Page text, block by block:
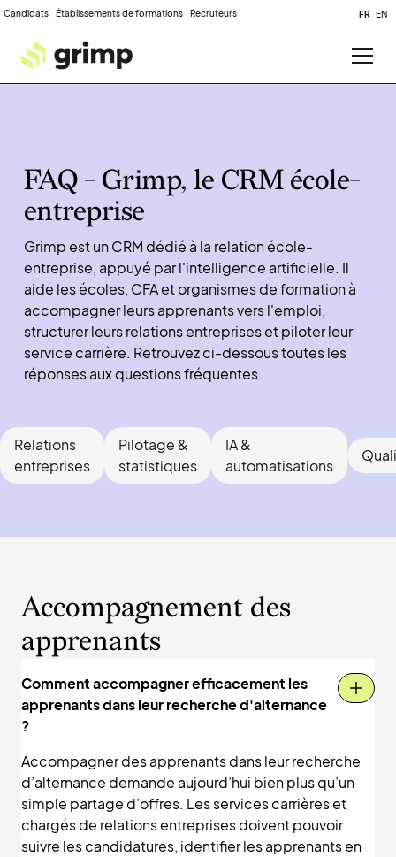
Candidats Établissements de formations Recruteurs FR EN
FAQ - Grimp, le CRM école-
entreprise
Grimp est un CRM dédié à la relation école-
entreprise, appuyé par l'intelligence artificielle. Il
aide les écoles, CFA et organismes de formation à
accompagner leurs apprenants vers l'emploi,
structurer leurs relations entreprises et piloter leur
service carrière. Retrouvez ci-dessous toutes les
réponses aux questions fréquentes.
Relations
entreprises
Pilotage &
statistiques
IA &
automatisations
Accompagnement des
apprenants
Comment accompagner efficacement les
apprenants dans leur recherche d'alternance
?
Accompagner des apprenants dans leur recherche
d’alternance demande aujourd’hui bien plus qu’un
simple partage d’offres. Les services carrières et
chargés de relations entreprises doivent pouvoir
suivre les candidatures, identifier les apprenants en